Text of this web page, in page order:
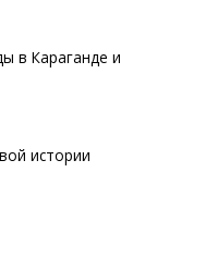
в Караганде и
истории